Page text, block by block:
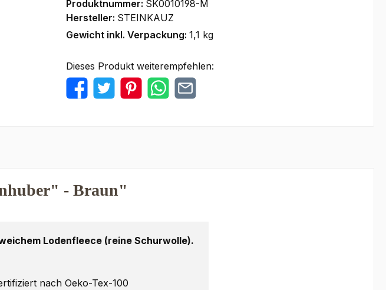
Produktnummer: SK0010198-M
Hersteller: STEINKAUZ
Gewicht inkl. Verpackung: 1,1 kg
Dieses Produkt weiterempfehlen:
- Braun"
Lodenfleece (reine Schurwolle).
nach Oeko-Tex-100